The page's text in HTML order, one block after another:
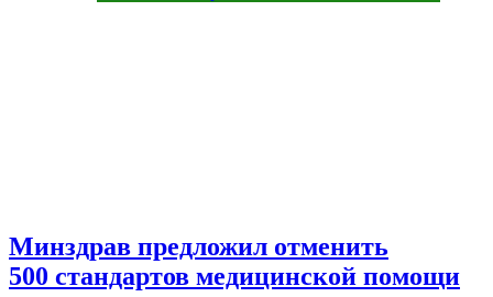
Минздрав предложил отменить
500 стандартов медицинской помощи